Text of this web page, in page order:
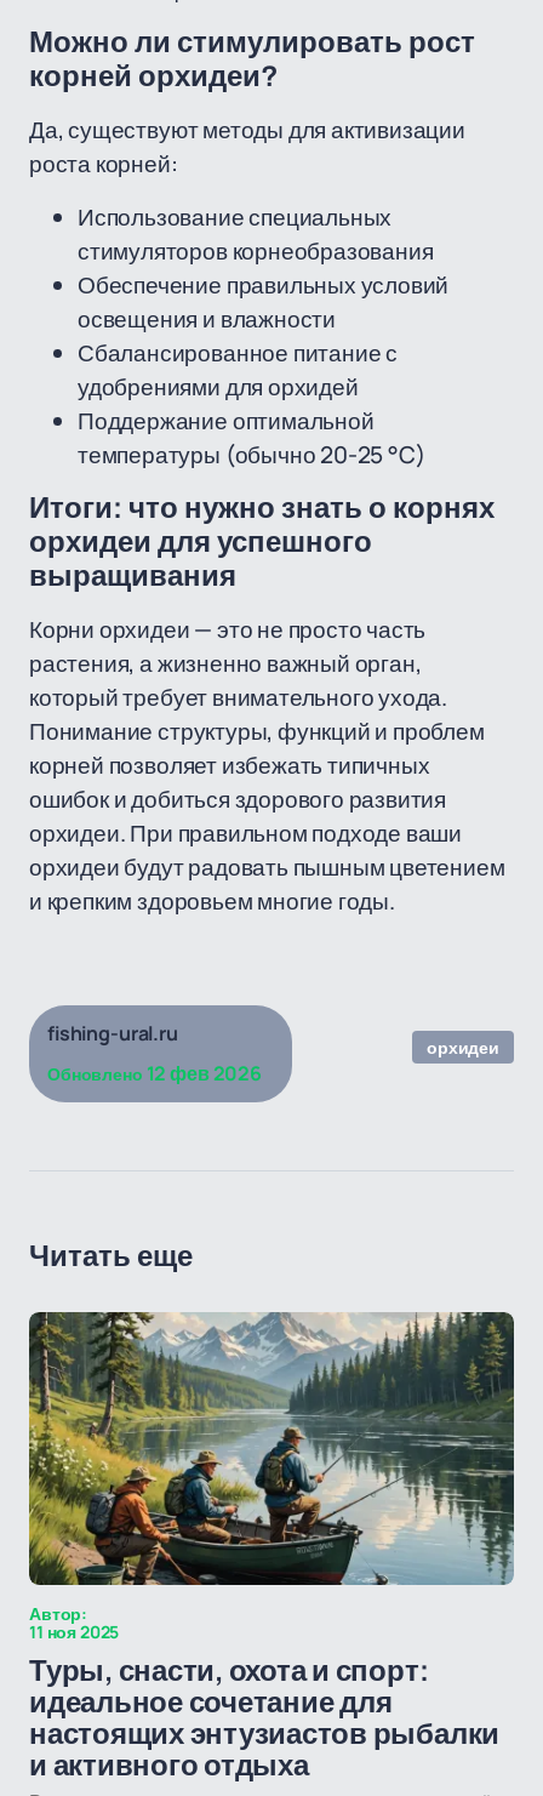
Можно ли стимулировать рост
корней орхидеи?
Да, существуют методы для активизации
роста корней:
Использование специальных
стимуляторов корнеобразования
Обеспечение правильных условий
освещения и влажности
Сбалансированное питание с
удобрениями для орхидей
Поддержание оптимальной
температуры (обычно 20-25 °C)
Итоги: что нужно знать о корнях
орхидеи для успешного
выращивания
Корни орхидеи — это не просто часть
растения, а жизненно важный орган,
который требует внимательного ухода.
Понимание структуры, функций и проблем
корней позволяет избежать типичных
ошибок и добиться здорового развития
орхидеи. При правильном подходе ваши
орхидеи будут радовать пышным цветением
и крепким здоровьем многие годы.
fishing-ural.ru
Обновлено 12 фев 2026
орхидеи
Читать еще
Автор:
11 ноя 2025
Туры, снасти, охота и спорт:
идеальное сочетание для
настоящих энтузиастов рыбалки
и активного отдыха